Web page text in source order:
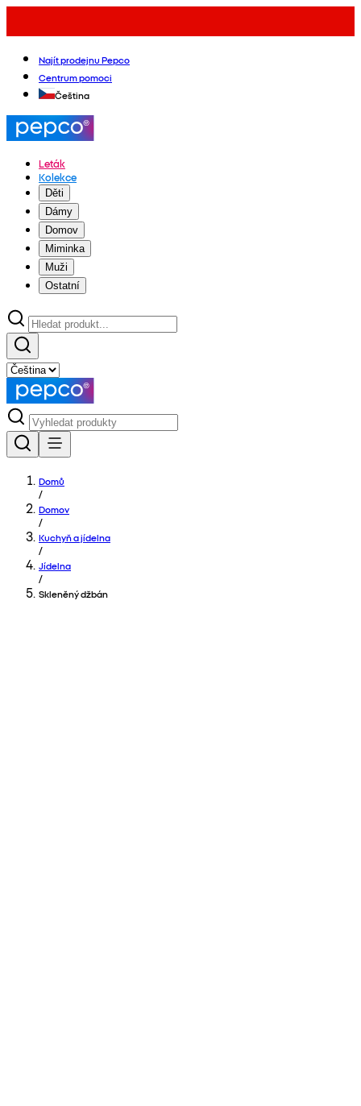
Najít prodejnu Pepco
Centrum pomoci
Čeština
Leták
Kolekce
Děti
Dámy
Domov
Miminka
Muži
Ostatní
Domů
/
Domov
/
Kuchyň a jídelna
/
Jídelna
/
Skleněný džbán